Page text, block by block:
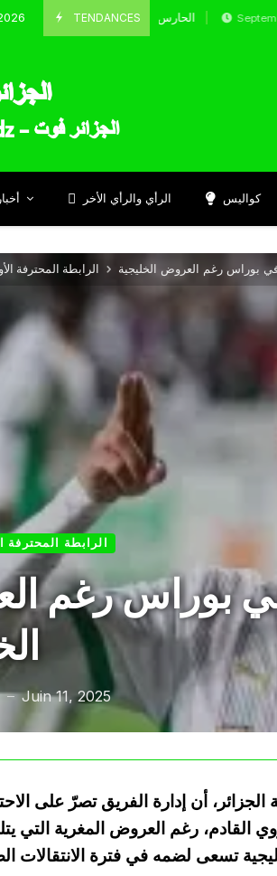
TENDANCES
الحارس بوحلفاية يتحدث Septembre 17, 2024
أخبار الرأي والرأي الأخر كواليس
الرابطة المحترفة بوراس رغم العروض الخليجية
الرابطة المحترفة
في بوراس رغم
— Juin 11, 2025
أن إدارة الفريق تصرّ على
رغم العروض المغرية التي